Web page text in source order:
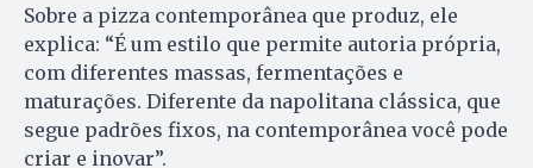
Sobre a pizza contemporânea que produz, ele
explica: “É um estilo que permite autoria própria,
com diferentes massas, fermentações e
maturações. Diferente da napolitana clássica, que
segue padrões fixos, na contemporânea você pode
criar e inovar”.